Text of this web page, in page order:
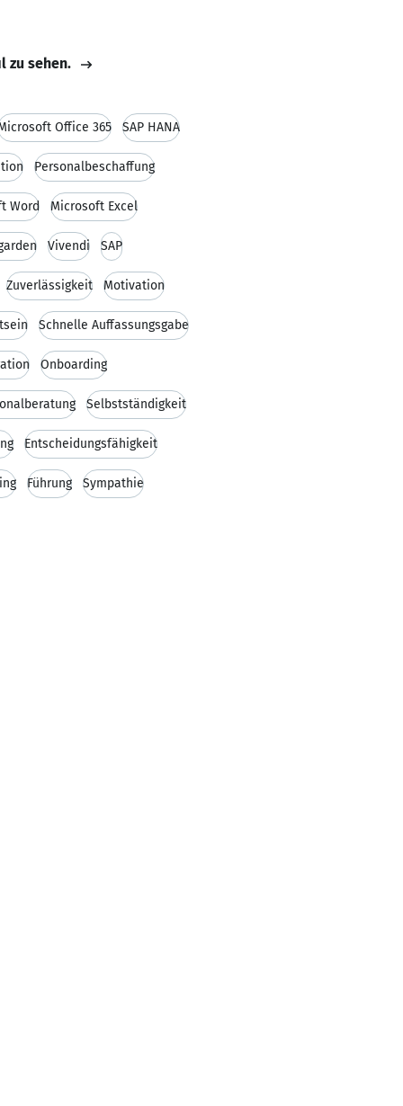
zu sehen.
Office 365 SAP HANA
Personalbeschaffung
Word Microsoft Excel
Vivendi SAP
Zuverlässigkeit Motivation
Schnelle Auffassungsgabe
Onboarding
Selbstständigkeit
Entscheidungsfähigkeit
Führung Sympathie